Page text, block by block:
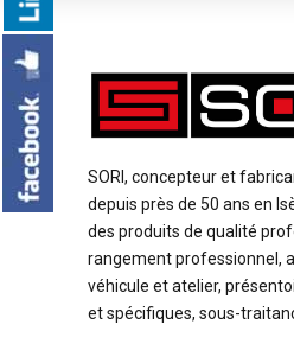
SORI, concepteur et
depuis près de 50 ans en
des produits de qualité
rangement professionnel,
véhicule et atelier,
et spécifiques, sous-